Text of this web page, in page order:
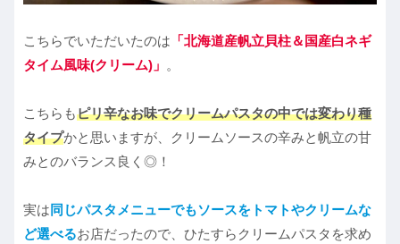
こちらでいただいたのは 「北海道産帆立貝柱＆国産白ネギ
タイム風味(クリーム)」 。
こちらもピリ辛なお味でクリームパスタの中では変わり種
タイプかと思いますが、クリームソースの辛みと帆立の甘
みとのバランス良く◎！
実は 同じパスタメニューでもソースをトマトやクリームな
ど選べるお店だったので、ひたすらクリームパスタを求め